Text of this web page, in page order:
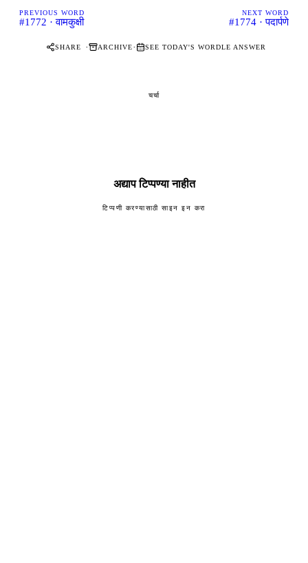
PREVIOUS WORD
#1772 · वामकुक्षी
NEXT WORD
#1774 · पदार्पणे
SHARE · ARCHIVE· SEE TODAY'S WORDLE ANSWER
चर्चा
अद्याप टिप्पण्या नाहीत
टिप्पणी करण्यासाठी साइन इन करा